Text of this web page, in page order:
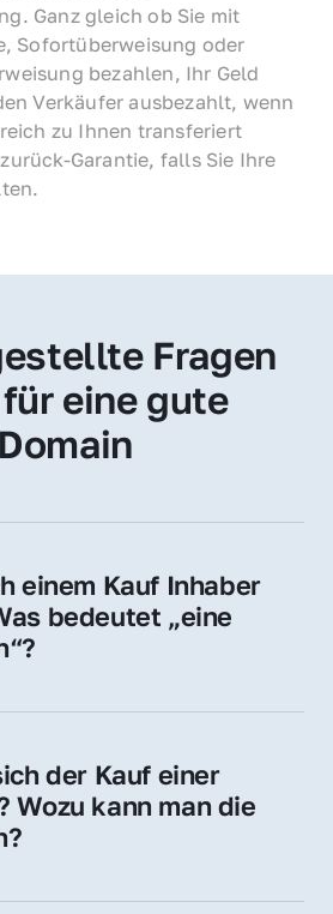
Ganz gleich ob Sie mit
Sofortüberweisung oder
bezahlen, Ihr Geld
Verkäufer ausbezahlt, wenn
zu Ihnen transferiert
Garantie, falls Sie Ihre
Fragen
eine gute
Domain
einem Kauf Inhaber
bedeutet „eine
zur Nutzung,
der Kauf einer
Wozu kann man die